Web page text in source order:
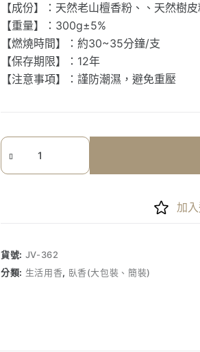
【成份】：天然老山檀香粉、、天然樹皮
【重量】：300g±5%
【燃燒時間】：約30~35分鐘/支
【保存期限】：12年
【注意事項】：謹防潮濕，避免重壓
《七
星
檀
檀
香
加
貨號: JV-362
分類: 生活用香, 臥香(大包裝、簡裝)